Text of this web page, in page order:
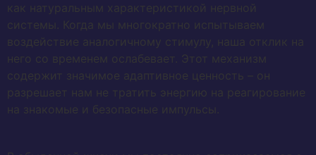
как натуральным характеристикой нервной
системы. Когда мы многократно испытываем
воздействие аналогичному стимулу, наша отклик на
него со временем ослабевает. Этот механизм
содержит значимое адаптивное ценность – он
разрешает нам не тратить энергию на реагирование
на знакомые и безопасные импульсы.